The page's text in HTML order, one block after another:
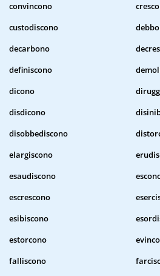
convincono
custodiscono
decarbono
definiscono
dicono
disdicono
disobbediscono
elargiscono
esaudiscono
escrescono
esibiscono
estorcono
falliscono